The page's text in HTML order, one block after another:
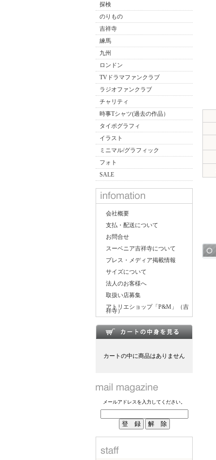
探検
のりもの
吉祥寺
練馬
九州
ロンドン
TVドラマファンクラブ
ラジオファンクラブ
チャリティ
時事Tシャツ(過去の作品）
タイポグラフィ
イラスト
ミニマル/グラフィック
フォト
SALE
会社概要
支払・配送について
お問合せ
スーベニア吉祥寺について
プレス・メディア掲載情報
サイズについて
法人のお客様へ
取扱い店募集
アトリエショップ「P&M」（吉
祥寺）
カートの中に商品はありません
メールアドレスを入力してください。